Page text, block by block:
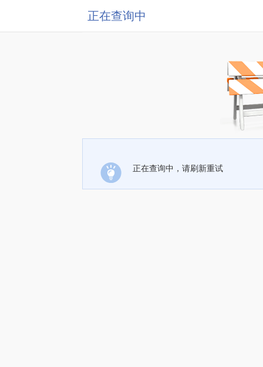
正在查询中
正在查询中，请刷新重试